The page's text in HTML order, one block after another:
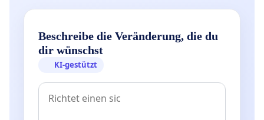
Beschreibe die Veränderung, die du
dir wünschst
KI-gestützt